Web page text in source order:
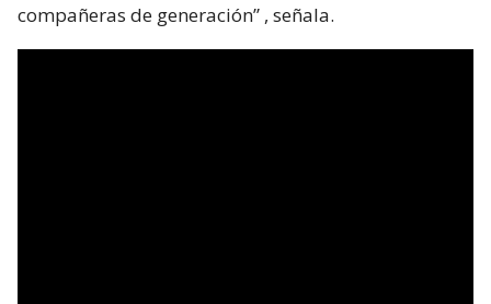
compañeras de generación” , señala.